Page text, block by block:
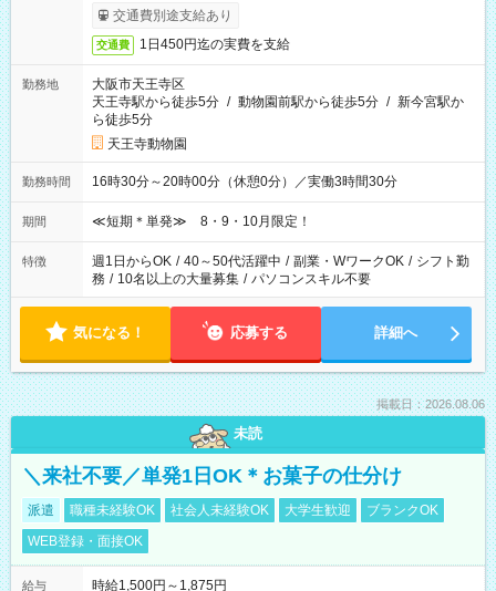
交通費別途支給あり
交通費 1日450円迄の実費を支給
勤務地
大阪市天王寺区
天王寺駅から徒歩5分 / 動物園前駅から徒歩5分 / 新今宮駅か
ら徒歩5分
天王寺動物園
勤務時間 16時30分～20時00分（休憩0分）／実働3時間30分
期間 ≪短期＊単発≫ 8・9・10月限定！
特徴 週1日からOK / 40～50代活躍中 / 副業・WワークOK / シフト勤
務 / 10名以上の大量募集 / パソコンスキル不要
気になる！ 応募する 詳細へ
掲載日：2026.08.06
未読
＼来社不要／単発1日OK＊お菓子の仕分け
派遣 職種未経験OK 社会人未経験OK 大学生歓迎
ブランクOK
WEB登録・面接OK
給与 時給1,500円～1,875円